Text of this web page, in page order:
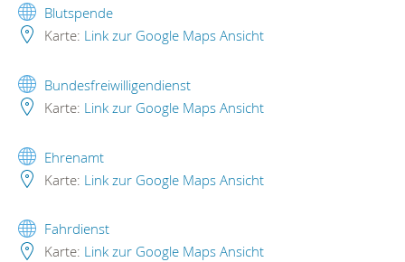
Blutspende
Karte: Link zur Google Maps Ansicht
Bundesfreiwilligendienst
Karte: Link zur Google Maps Ansicht
Ehrenamt
Karte: Link zur Google Maps Ansicht
Fahrdienst
Karte: Link zur Google Maps Ansicht